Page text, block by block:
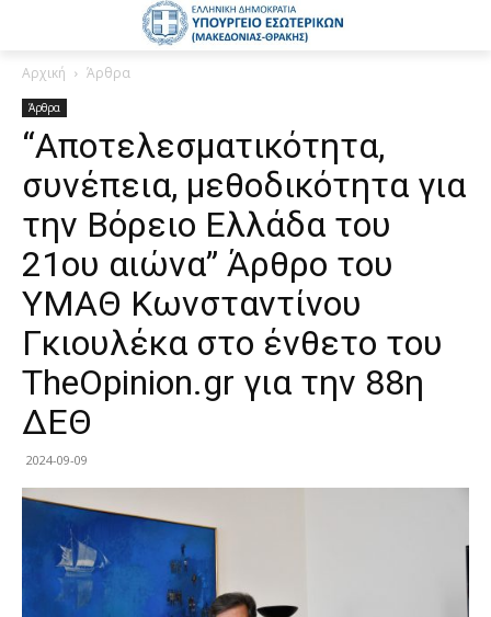
Αρχική Άρθρα
Άρθρα
“Αποτελεσματικότητα,
συνέπεια, μεθοδικότητα για
την Βόρειο Ελλάδα του
21ου αιώνα” Άρθρο του
ΥΜΑΘ Κωνσταντίνου
Γκιουλέκα στο ένθετο του
TheOpinion.gr για την 88η
ΔΕΘ
2024-09-09